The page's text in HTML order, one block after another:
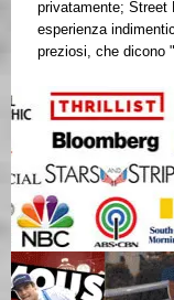
privatamente; Street
esperienza
preziosi, che dicono